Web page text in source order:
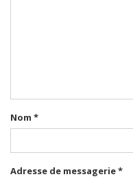
Nom *
Adresse de messagerie*